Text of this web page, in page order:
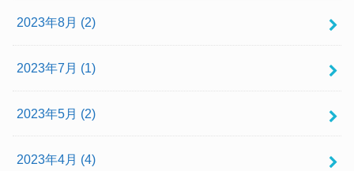
2023年8月 (2)
2023年7月 (1)
2023年5月 (2)
2023年4月 (4)